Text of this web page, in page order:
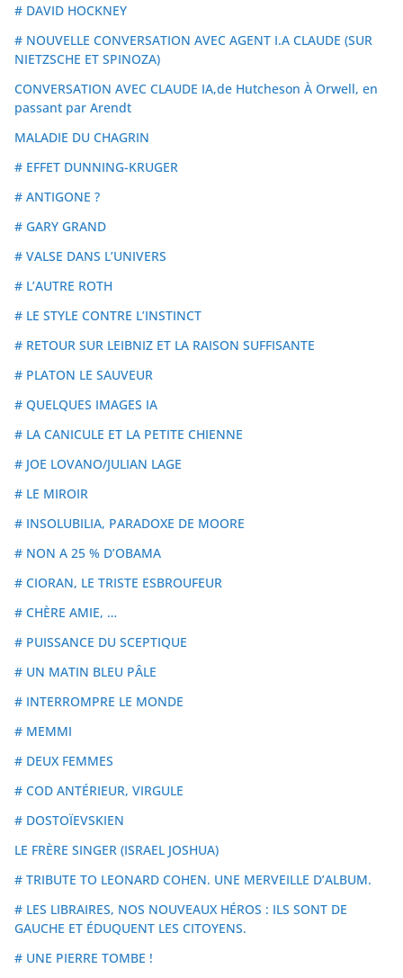
# DAVID HOCKNEY
# NOUVELLE CONVERSATION AVEC AGENT I.A CLAUDE (SUR
NIETZSCHE ET SPINOZA)
CONVERSATION AVEC CLAUDE IA,de Hutcheson À Orwell, en
passant par Arendt
MALADIE DU CHAGRIN
# EFFET DUNNING-KRUGER
# ANTIGONE ?
# GARY GRAND
# VALSE DANS L’UNIVERS
# L’AUTRE ROTH
# LE STYLE CONTRE L’INSTINCT
# RETOUR SUR LEIBNIZ ET LA RAISON SUFFISANTE
# PLATON LE SAUVEUR
# QUELQUES IMAGES IA
# LA CANICULE ET LA PETITE CHIENNE
# JOE LOVANO/JULIAN LAGE
# LE MIROIR
# INSOLUBILIA, PARADOXE DE MOORE
# NON A 25 % D’OBAMA
# CIORAN, LE TRISTE ESBROUFEUR
# CHÈRE AMIE, …
# PUISSANCE DU SCEPTIQUE
# UN MATIN BLEU PÂLE
# INTERROMPRE LE MONDE
# MEMMI
# DEUX FEMMES
# COD ANTÉRIEUR, VIRGULE
# DOSTOÏEVSKIEN
LE FRÈRE SINGER (ISRAEL JOSHUA)
# TRIBUTE TO LEONARD COHEN. UNE MERVEILLE D’ALBUM.
# LES LIBRAIRES, NOS NOUVEAUX HÉROS : ILS SONT DE
GAUCHE ET ÉDUQUENT LES CITOYENS.
# UNE PIERRE TOMBE !